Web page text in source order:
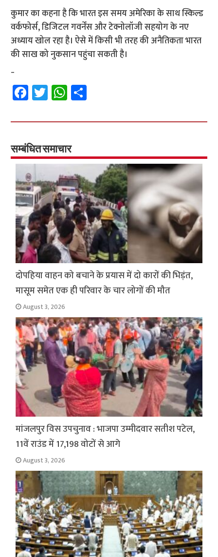
कुमार का कहना है कि भारत इस समय अमेरिका के साथ स्किल्ड
वर्कफोर्स, डिजिटल गवर्नेंस और टेक्नोलॉजी सहयोग के नए
अध्याय खोल रहा है। ऐसे में किसी भी तरह की अनैतिकता भारत
की साख को नुकसान पहुंचा सकती है।
_
Fa
ce
b
o
o
k
T
wi
tt
er
W
h
at
sA
p
p
ar
सम्बंधित समाचार
दोपहिया वाहन को बचाने के प्रयास में दो कारों की भिड़ंत,
मासूम समेत एक ही परिवार के चार लोगों की मौत
August 3, 2026
मांजलपुर विस उपचुनाव : भाजपा उम्मीदवार सतीश पटेल,
11वें राउंड में 17,198 वोटों से आगे
August 3, 2026